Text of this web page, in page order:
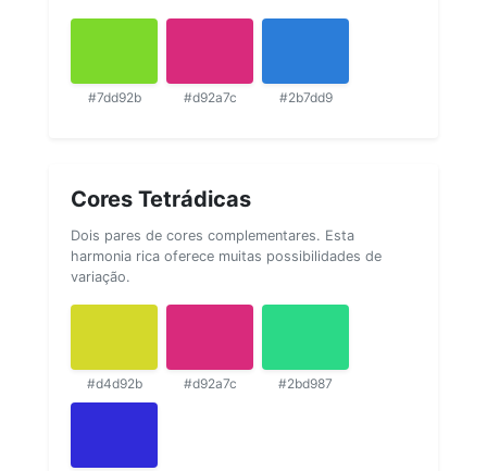
#7dd92b #d92a7c #2b7dd9
Cores Tetrádicas
Dois pares de cores complementares. Esta
harmonia rica oferece muitas possibilidades de
variação.
#d4d92b #d92a7c #2bd987